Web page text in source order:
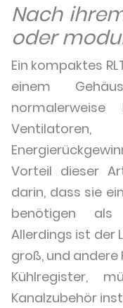
Nach
oder
Ein kompaktes
einem
normalerweise
Vorteil dieser
darin, dass sie
benötigen
Allerdings ist der
groß, und andere
Kühlregister,
Kanalzubehör